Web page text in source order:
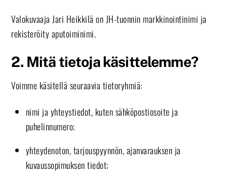
Valokuvaaja Jari Heikkilä on JH-tuonnin markkinointinimi ja
rekisteröity aputoiminimi.
2. Mitä tietoja käsittelemme?
Voimme käsitellä seuraavia tietoryhmiä:
nimi ja yhteystiedot, kuten sähköpostiosoite ja
puhelinnumero;
yhteydenoton, tarjouspyynnön, ajanvarauksen ja
kuvaussopimuksen tiedot;